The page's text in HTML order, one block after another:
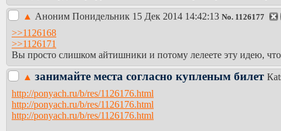
▲ Аноним Понидельник 15 Дек 2014 14:42:13 No. 1126177
>>1126168
>>1126171
Вы просто слишком айтишники и потому лелеете эту идею,
▲ занимайте места согласно купленым билет
http://ponyach.ru/b/res/1126176.html
http://ponyach.ru/b/res/1126176.html
http://ponyach.ru/b/res/1126176.html